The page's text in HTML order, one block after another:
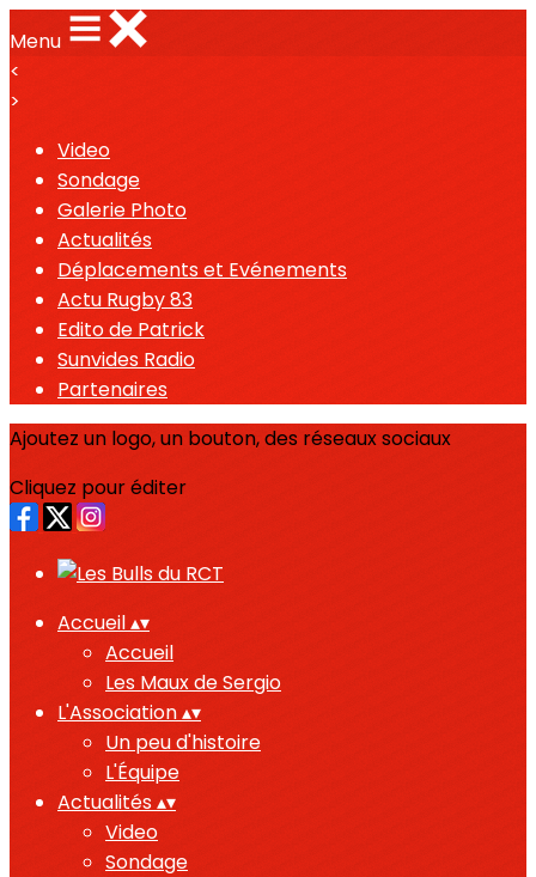
Menu
<
>
Video
Sondage
Galerie Photo
Actualités
Déplacements et Evénements
Actu Rugby 83
Edito de Patrick
Sunvides Radio
Partenaires
Ajoutez un logo, un bouton, des réseaux sociaux
Cliquez pour éditer
Accueil▴▾
Accueil
Les Maux de Sergio
L'Association▴▾
Un peu d'histoire
L'Équipe
Actualités▴▾
Video
Sondage